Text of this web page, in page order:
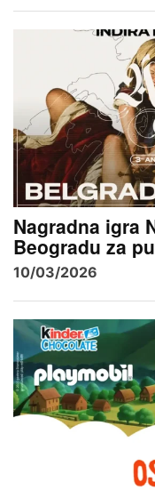
Nagradna igra
Beogradu za
10/03/2026